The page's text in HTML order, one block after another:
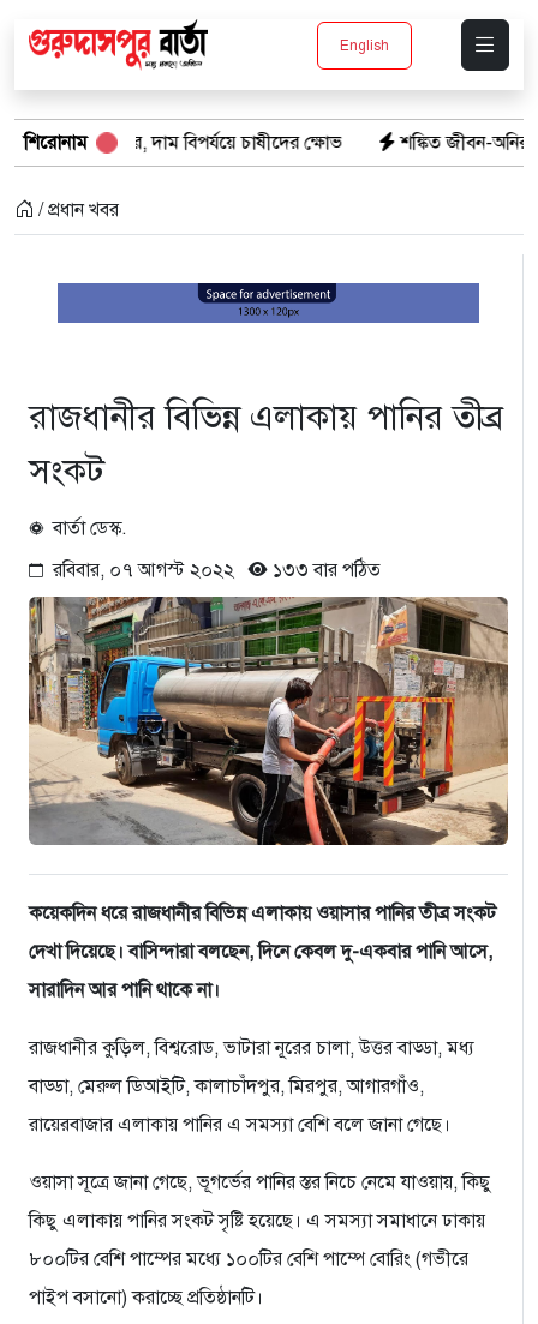
English
শিরোনাম
দাম বিপর্যয়ে চাষীদের ক্ষোভ শঙ্কিত জীবন-অনিরাপদ ব্যবসা
/ প্রধান খবর
রাজধানীর বিভিন্ন এলাকায় পানির তীব্র
সংকট
বার্তা ডেস্ক.
রবিবার, ০৭ আগস্ট ২০২২
১৩৩ বার পঠিত
কয়েকদিন ধরে রাজধানীর বিভিন্ন এলাকায় ওয়াসার পানির তীব্র সংকট
দেখা দিয়েছে। বাসিন্দারা বলছেন, দিনে কেবল দু-একবার পানি আসে,
সারাদিন আর পানি থাকে না।
রাজধানীর কুড়িল, বিশ্বরোড, ভাটারা নূরের চালা, উত্তর বাড্ডা, মধ্য
বাড্ডা, মেরুল ডিআইটি, কালাচাঁদপুর, মিরপুর, আগারগাঁও,
রায়েরবাজার এলাকায় পানির এ সমস্যা বেশি বলে জানা গেছে।
ওয়াসা সূত্রে জানা গেছে, ভূগর্ভের পানির স্তর নিচে নেমে যাওয়ায়, কিছু
কিছু এলাকায় পানির সংকট সৃষ্টি হয়েছে। এ সমস্যা সমাধানে ঢাকায়
৮০০টির বেশি পাম্পের মধ্যে ১০০টির বেশি পাম্পে বোরিং (গভীরে
পাইপ বসানো) করাচ্ছে প্রতিষ্ঠানটি।